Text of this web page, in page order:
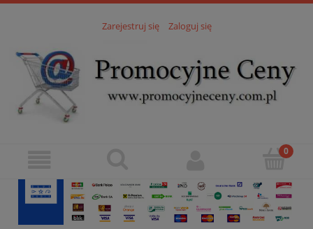
Zarejestruj się Zaloguj się